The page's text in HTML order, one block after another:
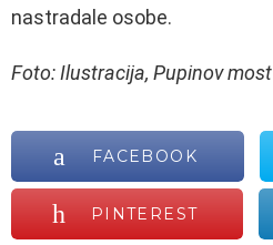
nastradale osobe.
Foto: Ilustracija, Pupinov most
FACEBOOK
PINTEREST